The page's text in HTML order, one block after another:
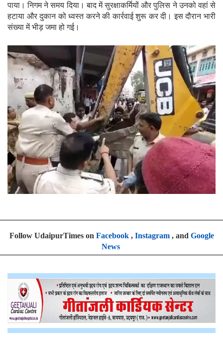
पाया। निगम ने समय दिया। बाद में सुरक्षाकर्मियों और पुलिस ने उनको वहां से
हटाया और दुकान को ध्वस्त करने की कार्रवाई शुरू कर दी। इस दौरान भारी
संख्या में भीड़ जमा हो गई।
Follow UdaipurTimes on Facebook, Instagram, and Google
News